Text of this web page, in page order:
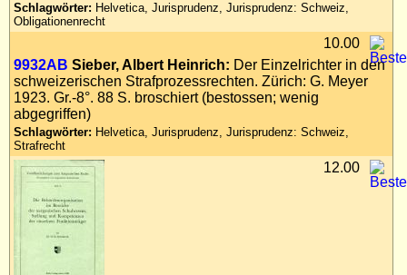
Schlagwörter: Helvetica, Jurisprudenz, Jurisprudenz: Schweiz,
Obligationenrecht
9932AB Sieber, Albert Heinrich: Der Einzelrichter in den
schweizerischen Strafprozessrechten. Zürich: G. Meyer
1923. Gr.-8°. 88 S. broschiert (bestossen; wenig
abgegriffen)
Schlagwörter: Helvetica, Jurisprudenz, Jurisprudenz: Schweiz,
Strafrecht
10.00
12.00